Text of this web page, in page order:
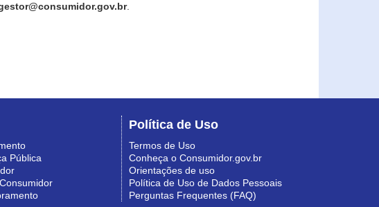
.
Pública
Política de Uso
Termos de Uso
Conheça o Consumidor.gov.br
Orientações de uso
Política de Uso de Dados Pessoais
Perguntas Frequentes (FAQ)